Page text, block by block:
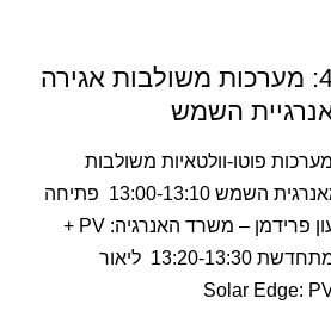
פורום אנרגיה 47: מערכות משולבות אגירה
השמש
פוטו-וולטאיות משולבות
אגירה לייצור חשמל מאנרגית השמש 13:00-13:10 פתיחה
13:10-13:20 ד"ר גדעון פרידמן – משרד האנרגיה: PV +
אגירה כמקור אנרגיה מתחדשת 13:20-13:30 ליאור